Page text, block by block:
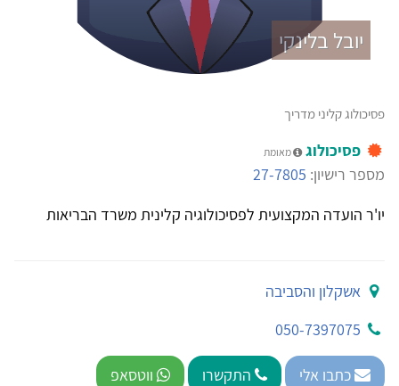
יובל בלינקי
פסיכולוג קליני מדריך
פסיכולוג מאומת
מספר רישיון: 27-7805
יו'ר הועדה המקצועית לפסיכולוגיה קלינית משרד הבריאות
אשקלון והסביבה
050-7397075
כתבו אלי התקשרו ווטסאפ